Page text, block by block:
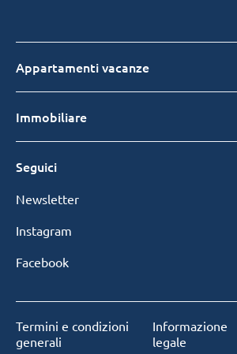
Appartamenti vacanze
Immobiliare
Seguici
Newsletter
Instagram
Facebook
Termini e condizioni
generali
Informazione
legale